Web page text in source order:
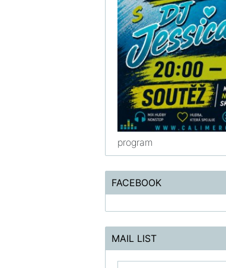
program
FACEBOOK
MAIL LIST